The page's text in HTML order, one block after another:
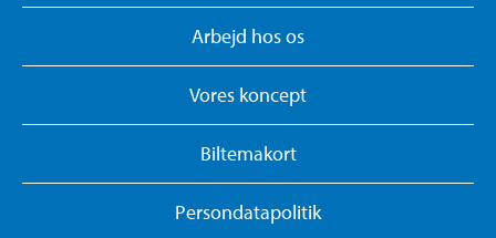
Arbejd hos os
Vores koncept
Biltemakort
Persondatapolitik